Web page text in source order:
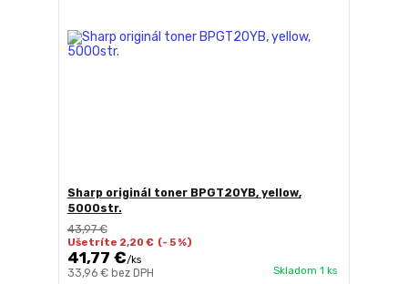
Sharp originál toner BPGT20YB, yellow,
5000str.
43,97 €
Ušetríte 2,20 € (- 5 %)
41,77 €/ks
33,96 € bez DPH Skladom 1 ks